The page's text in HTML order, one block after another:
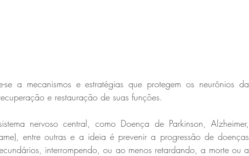
se a mecanismos e estratégias que protegem os neurônios da
e restauração de suas funções.
nervoso central, como Doença de Parkinson, Alzheimer,
entre outras e a ideia é prevenir a progressão de doenças
interrompendo, ou ao menos retardando, a morte ou a